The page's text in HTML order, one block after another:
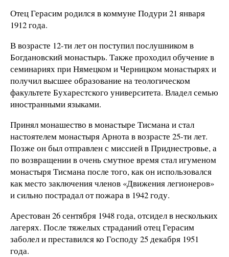
Отец Герасим родился в коммуне Подури 21 января
1912 года.
В возрасте 12-ти лет он поступил послушником в
Богдановский монастырь. Также проходил обучение в
семинариях при Нямецком и Черницком монастырях и
получил высшее образование на теологическом
факультете Бухарестского университета. Владел семью
иностранными языками.
Принял монашество в монастыре Тисмана и стал
настоятелем монастыря Арнота в возрасте 25-ти лет.
Позже он был отправлен с миссией в Приднестровье, а
по возвращении в очень смутное время стал игуменом
монастыря Тисмана после того, как он использовался
как место заключения членов «Движения легионеров»
и сильно пострадал от пожара в 1942 году.
Арестован 26 сентября 1948 года, отсидел в нескольких
лагерях. После тяжелых страданий отец Герасим
заболел и преставился ко Господу 25 декабря 1951
года.